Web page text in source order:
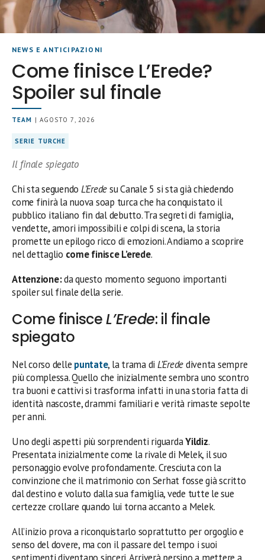
NEWS E ANTICIPAZIONI
Come finisce L’Erede?
Spoiler sul finale
TEAM | AGOSTO 7, 2026
SERIE TURCHE
Il finale spiegato
Chi sta seguendo L’Eredesu Canale 5 si sta già chiedendo
come finirà la nuova soap turca che ha conquistato il
pubblico italiano fin dal debutto. Tra segreti di famiglia,
vendette, amori impossibili e colpi di scena, la storia
promette un epilogo ricco di emozioni. Andiamo a scoprire
nel dettaglio come finisce L’erede.
Attenzione:da questo momento seguono importanti
spoiler sul finale della serie.
Come finisceL’Erede: il finale
spiegato
Nel corso delle puntate, la trama di L’Eredediventa sempre
più complessa. Quello che inizialmente sembra uno scontro
tra buoni e cattivi si trasforma infatti in una storia fatta di
identità nascoste, drammi familiari e verità rimaste sepolte
per anni.
Uno degli aspetti più sorprendenti riguardaYildiz.
Presentata inizialmente come la rivale di Melek, il suo
personaggio evolve profondamente. Cresciuta con la
convinzione che il matrimonio con Serhat fosse già scritto
dal destino e voluto dalla sua famiglia, vede tutte le sue
certezze crollare quando lui torna accanto a Melek.
All’inizio prova a riconquistarlo soprattutto per orgoglio e
senso del dovere, ma con il passare del tempo i suoi